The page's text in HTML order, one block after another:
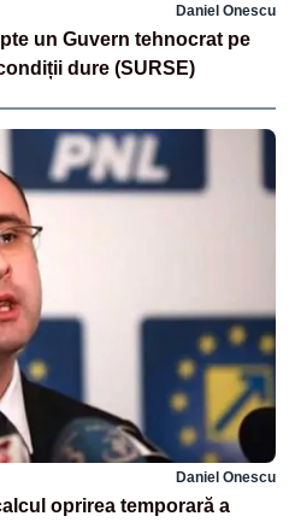
Daniel Onescu
un Guvern tehnocrat pe
dure (SURSE)
Daniel Onescu
oprirea temporară a